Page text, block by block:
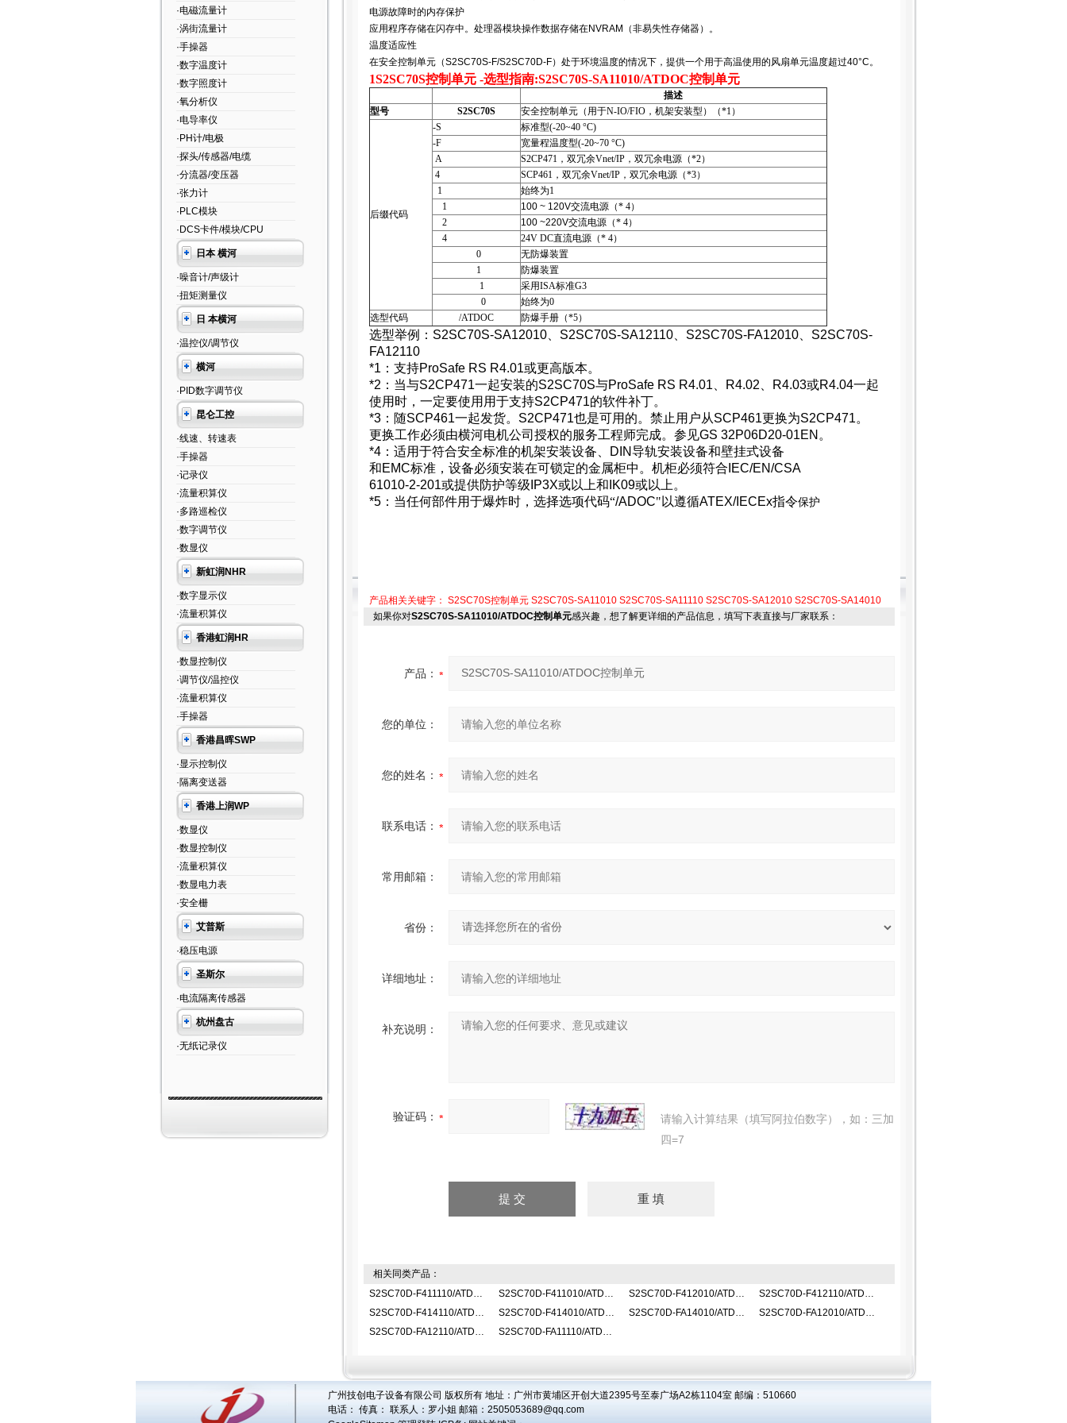
·电磁流量计
·涡街流量计
·手操器
·数字温度计
·数字照度计
·氧分析仪
·电导率仪
·PH计/电极
·探头/传感器/电缆
·分流器/变压器
·张力计
·PLC模块
·DCS卡件/模块/CPU
日本 横河
·噪音计/声级计
·扭矩测量仪
日 本横河
·温控仪/调节仪
横河
·PID数字调节仪
昆仑工控
·线速、转速表
·手操器
·记录仪
·流量积算仪
·多路巡检仪
·数字调节仪
·数显仪
新虹润NHR
·数字显示仪
·流量积算仪
香港虹润HR
·数显控制仪
·调节仪/温控仪
·流量积算仪
·手操器
香港昌晖SWP
·显示控制仪
·隔离变送器
香港上润WP
·数显仪
·数显控制仪
·流量积算仪
·数显电力表
·安全栅
艾普斯
·稳压电源
圣斯尔
·电流隔离传感器
杭州盘古
·无纸记录仪
电源故障时的内存保护
应用程序存储在闪存中。处理器模块操作数据存储在NVRAM（非易失性存储器）。
温度适应性
在安全控制单元（S2SC70S-F/S2SC70D-F）处于环境温度的情况下，提供一个用于高温使用的风扇单元温度超过40°C。
1S2SC70S控制单元 -选型指南:S2SC70S-SA11010/ATDOC控制单元
描述
型号
S2SC70S 安全控制单元（用于N-IO/FIO，机架安装型）（*1）
后缀代码
-S
标准型(-20~40 °C)
-F
宽量程温度型(-20~70 °C)
A
S2CP471，双冗余Vnet/IP，双冗余电源（*2）
4
SCP461，双冗余Vnet/IP，双冗余电源（*3）
1
始终为1
1
100 ~ 120V交流电源（* 4）
2
100 ~220V交流电源（* 4）
4
24V DC直流电源（* 4）
0
无防爆装置
1
防爆装置
1
采用ISA标准G3
0
始终为0
选型代码
/ATDOC 防爆手册（*5）
选型举例： S2SC70S-SA12010、 S2SC70S-SA12110、 S2SC70S-FA12010、 S2SC70S-
FA12110
*1 ：支持ProSafe RS R4.01或更高版本。
*2 ：当与S2CP471一起安装的S2SC70S与ProSafe RS R4.01 R4.02 R4.03或R4.04一起
使用时，一定要使用用于支持S2CP471的软件补丁。
*3：随SCP461一起发货。 S2CP471也是可用的。禁止用户从SCP461更换为S2CP471。
更换工作必须由横河电机公司授权的服务工程师完成。参见GS 32P06D20-01EN 。
*4：适用于符合安全标准的机架安装设备、 DIN导轨安装设备和壁挂式设备
和EMC标准，设备必须安装在可锁定的金属柜中。机柜必须符合 IEC/EN/CSA
61010-2-201或提供防护等级 IP3X或以上和 IK09或以上。
*5：当任何部件用于爆炸时，选择选项代码“/ADOC"以遵循ATEX/IECEx指令保护
产品相关关键字： S2SC70S控制单元 S2SC70S-SA11010 S2SC70S-SA11110 S2SC70S-SA12010 S2SC70S-SA14010
如果你对S2SC70S-SA11010/ATDOC控制单元感兴趣，想了解更详细的产品信息，填写下表直接与厂家联系：
产品：
您的单位：
您的姓名：
联系电话：
常用邮箱：
省份：
详细地址：
补充说明：
验证码：
请输入计算结果（填写阿拉伯数字），如：三加
四=7
相关同类产品：
S2SC70D-F411110/ATDOC控制单元
S2SC70D-F411010/ATDOC控制单元 S2SC70D-F412010/ATDOC控制单元
S2SC70D-F412110/ATDOC控制单元
S2SC70D-F414110/ATDOC控制单元
S2SC70D-F414010/ATDOC控制单元 S2SC70D-FA14010/ATDOC控制单元
S2SC70D-FA12010/ATDOC控制单元
S2SC70D-FA12110/ATDOC控制单元
S2SC70D-FA11110/ATDOC控制单元
广州技创电子设备有限公司 版权所有 地址：广州市黄埔区开创大道2395号至泰广场A2栋1104室 邮编：510660
电话： 传真： 联系人： 罗小姐 邮箱： 2505053689@qq.com